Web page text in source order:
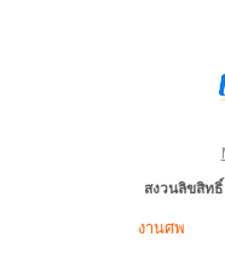
สงวนลิขสิท
งานศพ